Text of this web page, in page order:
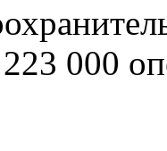
000